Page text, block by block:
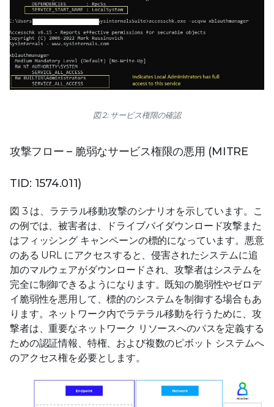
図 2: サービス権限の確認
攻撃フロー – 脆弱なサービス権限の悪用 (MITRE
TID: 1574.011)
図 3 は、ラテラル移動攻撃のシナリオを示しています。こ
の例では、被害者は、ドライブバイダウンロード攻撃また
はフィッシング キャンペーンの標的になっています。悪意
のある URL にアクセスすると、侵害されたシステムに追
加のマルウェアがダウンロードされ、攻撃者はシステムを
完全に制御できるようになります。既知の脆弱性やゼロデ
イ脆弱性を悪用して、標的のシステムを制御する場合もあ
ります。ネットワーク内でラテラル移動を行うために、攻
撃者は、重要なネットワーク リソースへのパスを定義する
ための認証情報、特権、および複数のピボット システムへ
のアクセス権を必要とします。